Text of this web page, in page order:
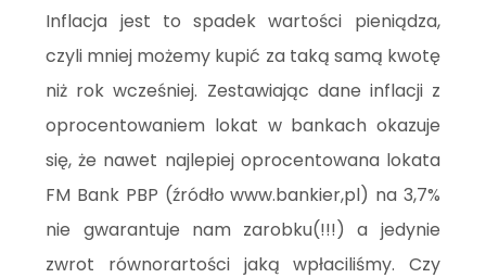
Inflacja jest to spadek wartości pieniądza,
czyli mniej możemy kupić za taką samą kwotę
niż rok wcześniej. Zestawiając dane inflacji z
oprocentowaniem lokat w bankach okazuje
się, że nawet najlepiej oprocentowana lokata
FM Bank PBP (źródło www.bankier,pl) na 3,7%
nie gwarantuje nam zarobku(!!!) a jedynie
zwrot równorartości jaką wpłaciliśmy. Czy